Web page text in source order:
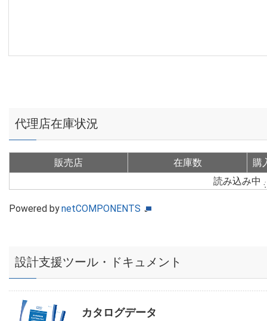
代理店在庫状況
販売店 在庫数
購
読み込み中
Powered bynetCOMPONENTS
設計支援ツール・ドキュメント
カタログデータ